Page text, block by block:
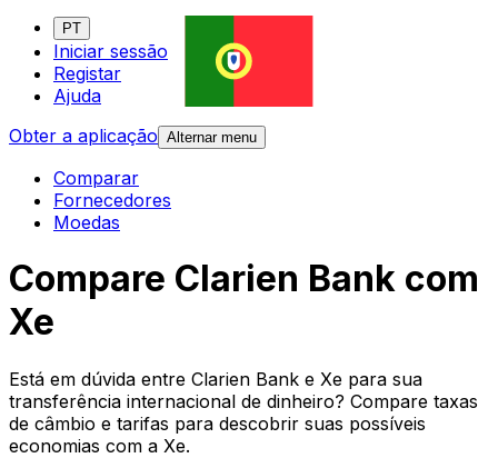
PT
Iniciar sessão
Registar
Ajuda
Obter a aplicação Alternar menu
Comparar
Fornecedores
Moedas
Compare Clarien Bank com
Xe
Está em dúvida entre Clarien Bank e Xe para sua
transferência internacional de dinheiro? Compare taxas
de câmbio e tarifas para descobrir suas possíveis
economias com a Xe.